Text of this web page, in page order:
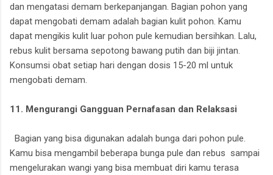
dan mengatasi demam berkepanjangan. Bagian pohon yang
dapat mengobati demam adalah bagian kulit pohon. Kamu
dapat mengikis kulit luar pohon pule kemudian bersihkan. Lalu,
rebus kulit bersama sepotong bawang putih dan biji jintan.
Konsumsi obat setiap hari dengan dosis 15-20 ml untuk
mengobati demam.
11. Mengurangi Gangguan Pernafasan dan Relaksasi
Bagian yang bisa digunakan adalah bunga dari pohon pule.
Kamu bisa mengambil beberapa bunga pule dan rebus sampai
mengelurakan wangi yang bisa membuat diri kamu terasa